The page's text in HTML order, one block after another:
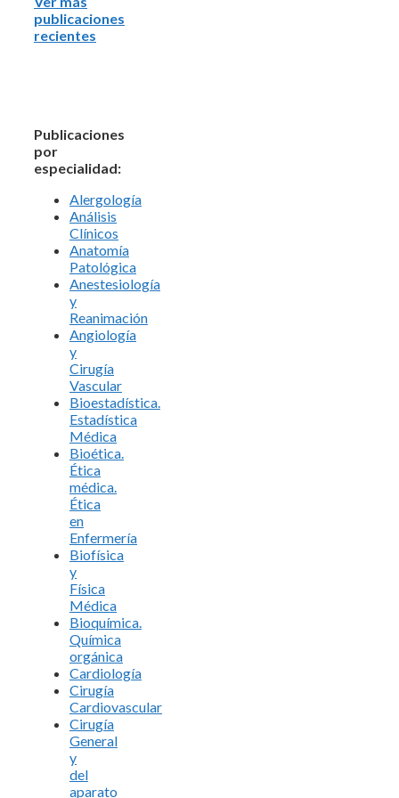
publicaciones
recientes
Publicaciones
por
especialidad:
Alergología
Análisis
Clínicos
Anatomía
Patológica
Anestesiología
y
Reanimación
Angiología
y
Cirugía
Vascular
Bioestadística.
Estadística
Médica
Bioética.
Ética
médica.
Ética
en
Enfermería
Biofísica
y
Física
Médica
Bioquímica.
Química
orgánica
Cardiología
Cirugía
Cardiovascular
Cirugía
General
y
del
aparato